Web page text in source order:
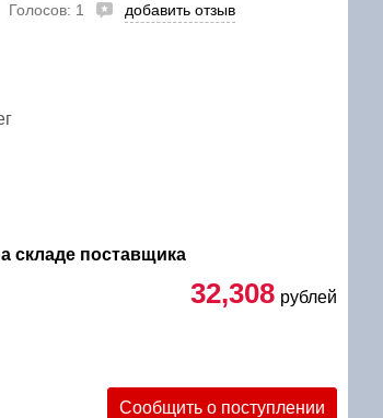
Голосов: 1 добавить отзыв
складе поставщика
32,308 рублей
Сообщить о поступлении